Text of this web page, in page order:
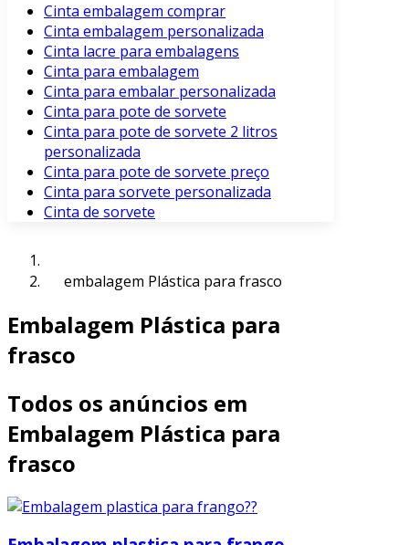
Cinta embalagem comprar
Cinta embalagem personalizada
Cinta lacre para embalagens
Cinta para embalagem
Cinta para embalar personalizada
Cinta para pote de sorvete
Cinta para pote de sorvete 2 litros
personalizada
Cinta para pote de sorvete preço
Cinta para sorvete personalizada
Cinta de sorvete
embalagem Plástica para frasco
Embalagem Plástica para
frasco
Todos os anúncios em
Embalagem Plástica para
frasco